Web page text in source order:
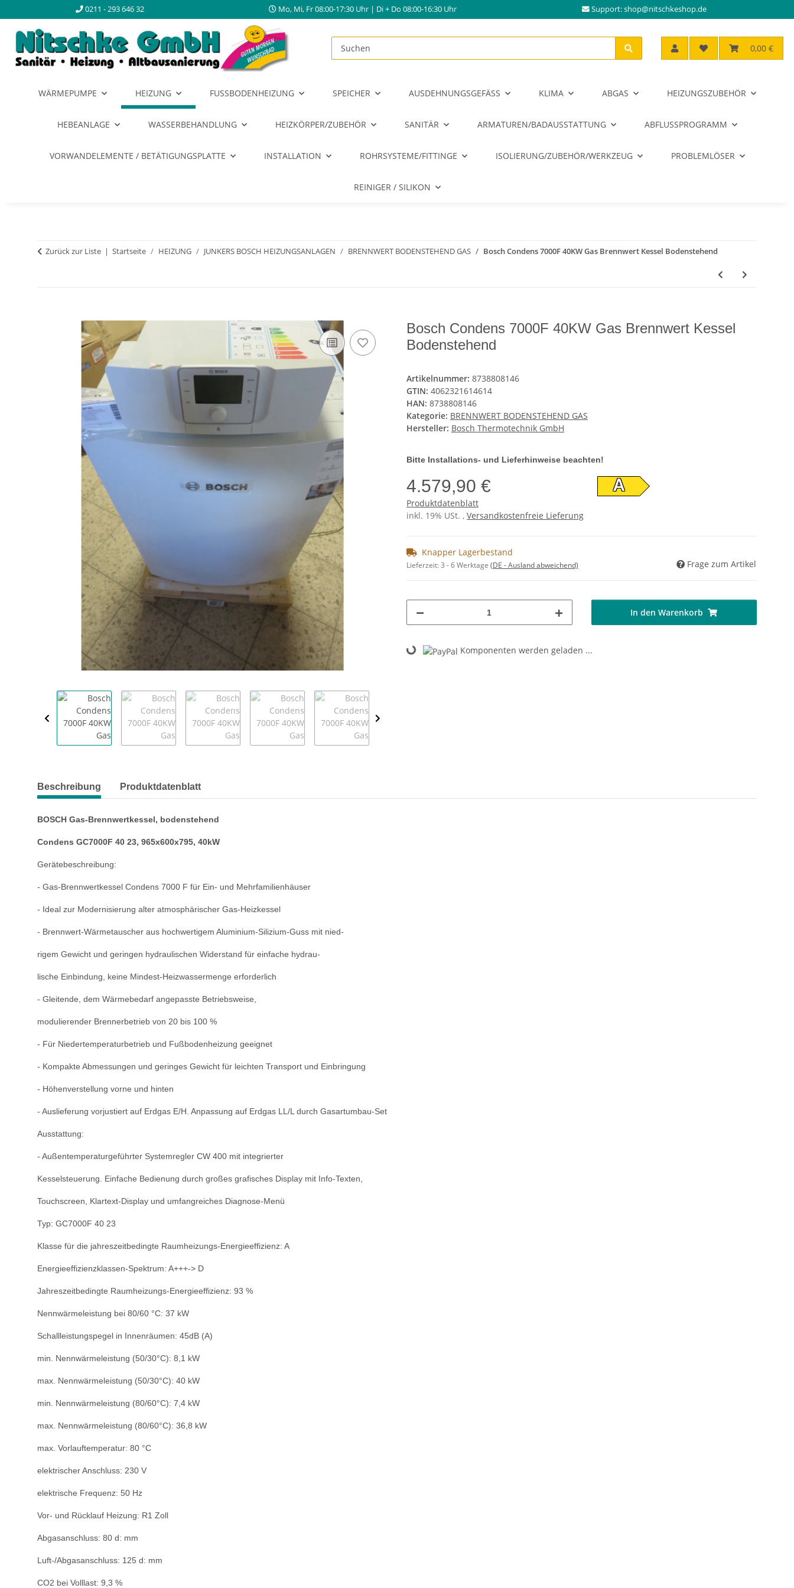
0211 - 293 646 32 Mo, Mi, Fr 08:00-17:30 Uhr | Di + Do 08:00-16:30 Uhr Support:shop@nitschkeshop.de
0,00 €
WÄRMEPUMPE HEIZUNG FUSSBODENHEIZUNG SPEICHER AUSDEHNUNGSGEFÄSS KLIMA ABGAS HEIZUNGSZUBEHÖR
HEBEANLAGE WASSERBEHANDLUNG HEIZKÖRPER/ZUBEHÖR SANITÄR ARMATUREN/BADAUSSTATTUNG ABFLUSSPROGRAMM
VORWANDELEMENTE / BETÄTIGUNGSPLATTE INSTALLATION ROHRSYSTEME/FITTINGE ISOLIERUNG/ZUBEHÖR/WERKZEUG PROBLEMLÖSER
REINIGER / SILIKON
Zurück zur Liste Startseite HEIZUNG JUNKERS BOSCH HEIZUNGSANLAGEN BRENNWERT BODENSTEHEND GAS Bosch Condens 7000F 40KW Gas Brennwert Kessel Bodenstehend
Bosch Condens 7000F 40KW Gas Brennwert Kessel
Bodenstehend
Artikelnummer: 8738808146
GTIN: 4062321614614
HAN: 8738808146
Kategorie: BRENNWERT BODENSTEHEND GAS
Hersteller: Bosch Thermotechnik GmbH
Bitte Installations- und Lieferhinweise beachten!
4.579,90 € A
Produktdatenblatt
inkl. 19% USt. , Versandkostenfreie Lieferung
Knapper Lagerbestand
Lieferzeit:3 - 6 Werktage (DE - Ausland abweichend) Frage zum Artikel
In den Warenkorb
Loading... Komponenten werden geladen ...
weitere Registerkarten anzeigen
Beschreibung Produktdatenblatt
BOSCH Gas-Brennwertkessel, bodenstehend
Condens GC7000F 40 23, 965x600x795, 40kW
Gerätebeschreibung:
- Gas-Brennwertkessel Condens 7000 F für Ein- und Mehrfamilienhäuser
- Ideal zur Modernisierung alter atmosphärischer Gas-Heizkessel
- Brennwert-Wärmetauscher aus hochwertigem Aluminium-Silizium-Guss mit nied-
rigem Gewicht und geringen hydraulischen Widerstand für einfache hydrau-
lische Einbindung, keine Mindest-Heizwassermenge erforderlich
- Gleitende, dem Wärmebedarf angepasste Betriebsweise,
modulierender Brennerbetrieb von 20 bis 100 %
- Für Niedertemperaturbetrieb und Fußbodenheizung geeignet
- Kompakte Abmessungen und geringes Gewicht für leichten Transport und Einbringung
- Höhenverstellung vorne und hinten
- Auslieferung vorjustiert auf Erdgas E/H. Anpassung auf Erdgas LL/L durch Gasartumbau-Set
Ausstattung:
- Außentemperaturgeführter Systemregler CW 400 mit integrierter
Kesselsteuerung. Einfache Bedienung durch großes grafisches Display mit Info-Texten,
Touchscreen, Klartext-Display und umfangreiches Diagnose-Menü
Typ: GC7000F 40 23
Klasse für die jahreszeitbedingte Raumheizungs-Energieeffizienz: A
Energieeffizienzklassen-Spektrum: A+++-> D
Jahreszeitbedingte Raumheizungs-Energieeffizienz: 93 %
Nennwärmeleistung bei 80/60 °C: 37 kW
Schallleistungspegel in Innenräumen: 45dB (A)
min. Nennwärmeleistung (50/30°C): 8,1 kW
max. Nennwärmeleistung (50/30°C): 40 kW
min. Nennwärmeleistung (80/60°C): 7,4 kW
max. Nennwärmeleistung (80/60°C): 36,8 kW
max. Vorlauftemperatur: 80 °C
elektrischer Anschluss: 230 V
elektrische Frequenz: 50 Hz
Vor- und Rücklauf Heizung: R1 Zoll
Abgasanschluss: 80 d: mm
Luft-/Abgasanschluss: 125 d: mm
CO2 bei Volllast: 9,3 %